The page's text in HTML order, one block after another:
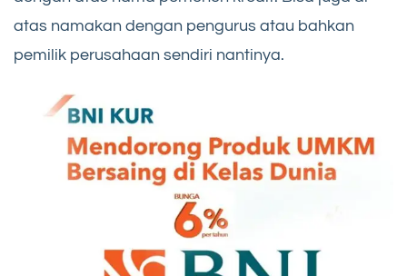
atas namakan dengan pengurus atau bahkan
pemilik perusahaan sendiri nantinya.